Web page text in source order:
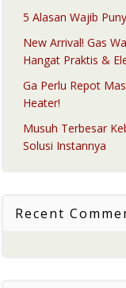
5 Alasan Wajib
New Arrival! Gas
Hangat Praktis &
Ga Perlu Repot
Heater!
Musuh Terbesar
Solusi Instannya
Recent